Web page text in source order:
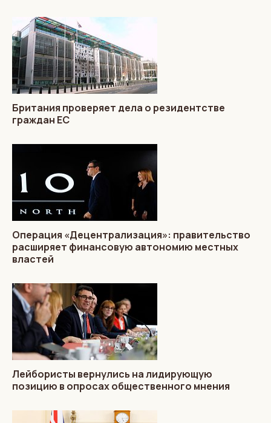
Британия проверяет дела о резидентстве
граждан ЕС
Операция «Децентрализация»: правительство
расширяет финансовую автономию местных
властей
Лейбористы вернулись на лидирующую
позицию в опросах общественного мнения